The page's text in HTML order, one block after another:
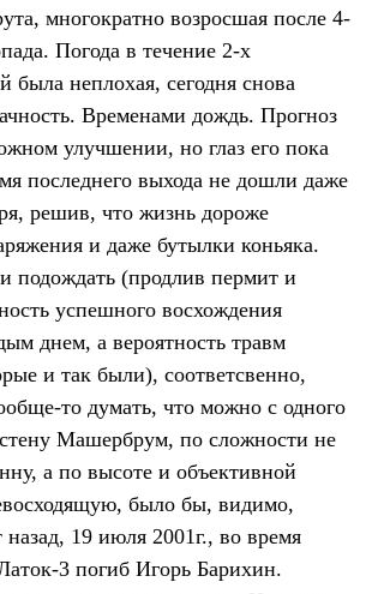
многократно возросшая после 4-
Погода в течение 2-х
была неплохая, сегодня снова
Временами дождь. Прогноз
улучшении, но глаз его пока
последнего выхода не дошли даже
решив, что жизнь дороже
и даже бутылки коньяка.
(продлив пермит и
успешного восхождения
днем, а вероятность травм
и так были), соответсвенно,
то думать, что можно с одного
стену Машербрум, по сложности не
а по высоте и объективной
было бы, видимо,
19 июля 2001г., во время
3 погиб Игорь Барихин.